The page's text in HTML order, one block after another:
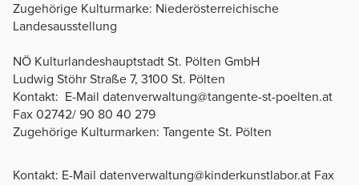
Zugehörige Kulturmarke: Niederösterreichische
Landesausstellung
NÖ Kulturlandeshauptstadt St. Pölten GmbH
Ludwig Stöhr Straße 7, 3100 St. Pölten
Kontakt: E-Mail datenverwaltung@tangente-st-poelten.at
Fax 02742/ 90 80 40 279
Zugehörige Kulturmarken: Tangente St. Pölten
Kontakt: E-Mail datenverwaltung@kinderkunstlabor.at Fax